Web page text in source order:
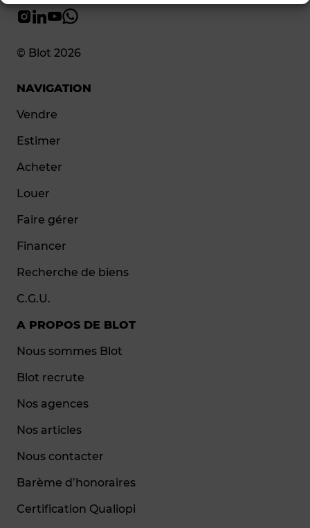
© Blot 2026
NAVIGATION
Vendre
Estimer
Acheter
Louer
Faire gérer
Financer
Recherche de biens
C.G.U.
A PROPOS DE BLOT
Nous sommes Blot
Blot recrute
Nos agences
Nos articles
Nous contacter
Barème d’honoraires
Certification Qualiopi